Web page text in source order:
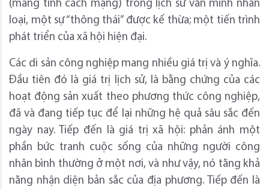
(mang tính cách mạng) trong lịch sử văn minh nhân
loại, một sự “thông thái” được kế thừa; một tiến trình
phát triển của xã hội hiện đại.
Các di sản công nghiệp mang nhiều giá trị và ý nghĩa.
Đầu tiên đó là giá trị lịch sử, là bằng chứng của các
hoạt động sản xuất theo phương thức công nghiệp,
đã và đang tiếp tục để lại những hệ quả sâu sắc đến
ngày nay. Tiếp đến là giá trị xã hội: phản ánh một
phần bức tranh cuộc sống của những người công
nhân bình thường ở một nơi, và như vậy, nó tăng khả
năng nhận diện bản sắc của địa phương. Tiếp đến là